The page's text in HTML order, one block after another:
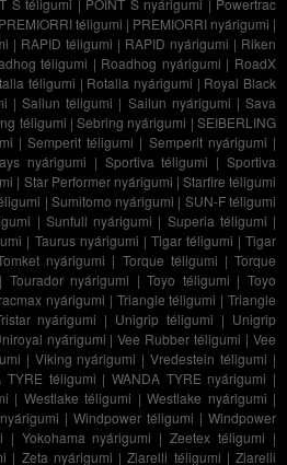
PREMIORRI téligumi | PREMIORRI nyárigumi |
| RAPID téligumi | RAPID nyárigumi | Riken
téligumi | Roadhog nyárigumi | RoadX
téligumi | Rotalla nyárigumi | Royal Black
|Sailun téligumi | Sailun nyárigumi |Sava
téligumi |Sebring nyárigumi |SEIBERLING
|Semperit téligumi | Semperit nyárigumi |
nyárigumi | Sportiva téligumi |Sportiva
| Star Performer nyárigumi | Starfire téligumi
| Sumitomo nyárigumi | SUN-F téligumi
| Sunfull nyárigumi | Superia téligumi |
| Taurus nyárigumi | Tigar téligumi |Tigar
nyárigumi | Torque téligumi |Torque
| Tourador nyárigumi |Toyo téligumi |Toyo
nyárigumi | Triangle téligumi |Triangle
nyárigumi | Unigrip téligumi | Unigrip
nyárigumi |Vee Rubber téligumi |Vee
| Viking nyárigumi |Vredestein téligumi |
TYRE téligumi | WANDA TYRE nyárigumi |
| Westlake téligumi |Westlake nyárigumi |
| Windpower téligumi | Windpower
| Yokohama nyárigumi |Zeetex téligumi |
| Zeta nyárigumi |Ziarelli téligumi | Ziarelli